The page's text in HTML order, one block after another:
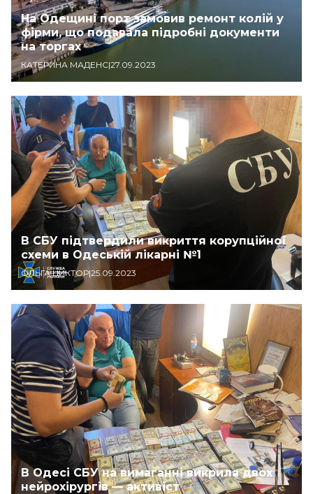
На Одещині порт замовив ремонт колій у
фірми, що подавала підробні документи
на торгах
КАТЕРИНА МАДЕНС|27.09.2023
В СБУ підтвердили викриття корупційної
схеми в Одеській лікарні №1
ОЛЬГА ЦИКТОР|25.09.2023
В Одесі СБУ на вимаганні викрила двох
нейрохірургів — активіст